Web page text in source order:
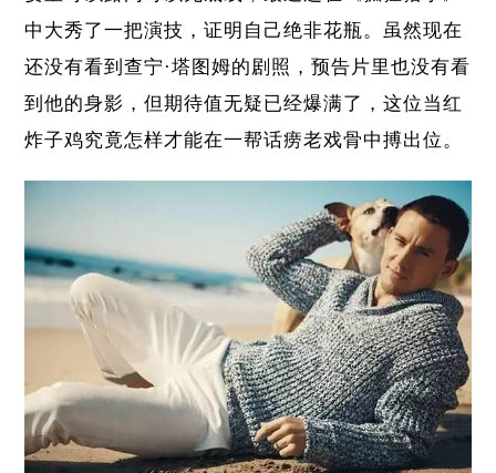
中大秀了一把演技，证明自己绝非花瓶。虽然现在
还没有看到查宁·塔图姆的剧照，预告片里也没有看
到他的身影，但期待值无疑已经爆满了，这位当红
炸子鸡究竟怎样才能在一帮话痨老戏骨中搏出位。